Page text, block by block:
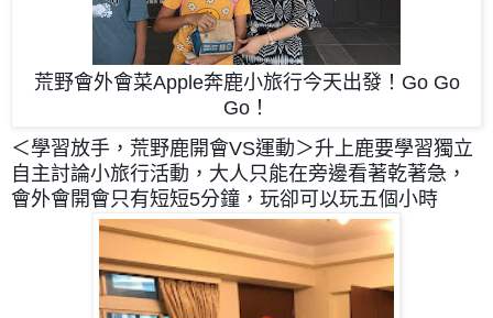
荒野會外會菜Apple奔鹿小旅行今天出發！ Go Go
Go！
＜學習放手，荒野鹿開會VS運動＞升上鹿要學習獨立
自主討論小旅行活動， 大人只能在旁邊看著乾著急，
會外會開會只有短短5分鐘，玩卻可以玩五個小時